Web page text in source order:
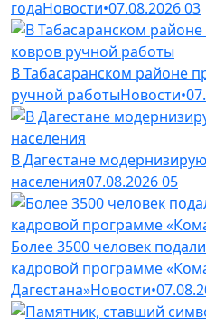
годаНовости•07.08.202603
В Табасаранском районе
ручной работыНовости•
В Дагестане
населения07.08.202605
Более 3500 человек
кадровой программе
Дагестана»Новости•